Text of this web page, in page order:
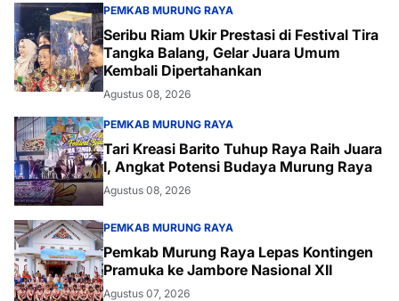
PEMKAB MURUNG RAYA
Seribu Riam Ukir Prestasi di Festival Tira
Tangka Balang, Gelar Juara Umum
Kembali Dipertahankan
Agustus 08, 2026
PEMKAB MURUNG RAYA
Tari Kreasi Barito Tuhup Raya Raih Juara
I, Angkat Potensi Budaya Murung Raya
Agustus 08, 2026
PEMKAB MURUNG RAYA
Pemkab Murung Raya Lepas Kontingen
Pramuka ke Jambore Nasional XII
Agustus 07, 2026